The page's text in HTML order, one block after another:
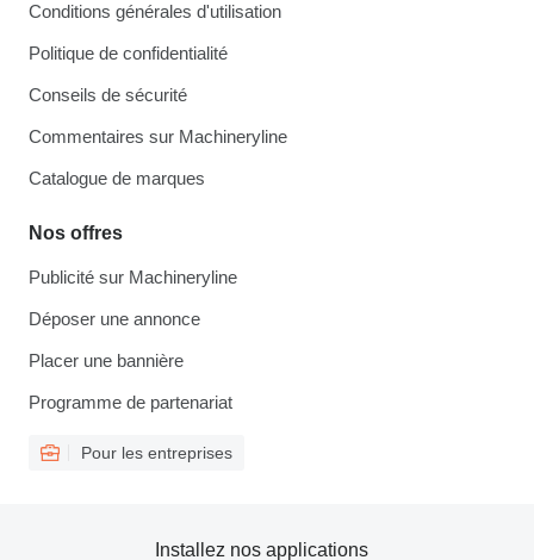
Conditions générales d'utilisation
Politique de confidentialité
Conseils de sécurité
Commentaires sur Machineryline
Catalogue de marques
Nos offres
Publicité sur Machineryline
Déposer une annonce
Placer une bannière
Programme de partenariat
Pour les entreprises
Installez nos applications